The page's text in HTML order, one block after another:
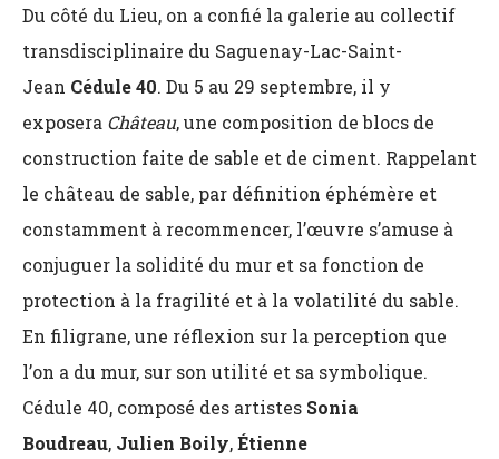
Du côté du Lieu, on a confié la galerie au collectif
transdisciplinaire du Saguenay-Lac-Saint-
Jean Cédule 40. Du 5 au 29 septembre, il y
exposera Château, une composition de blocs de
construction faite de sable et de ciment. Rappelant
le château de sable, par définition éphémère et
constamment à recommencer, l’œuvre s’amuse à
conjuguer la solidité du mur et sa fonction de
protection à la fragilité et à la volatilité du sable.
En filigrane, une réflexion sur la perception que
l’on a du mur, sur son utilité et sa symbolique.
Cédule 40, composé des artistes Sonia
Boudreau, Julien Boily,Étienne